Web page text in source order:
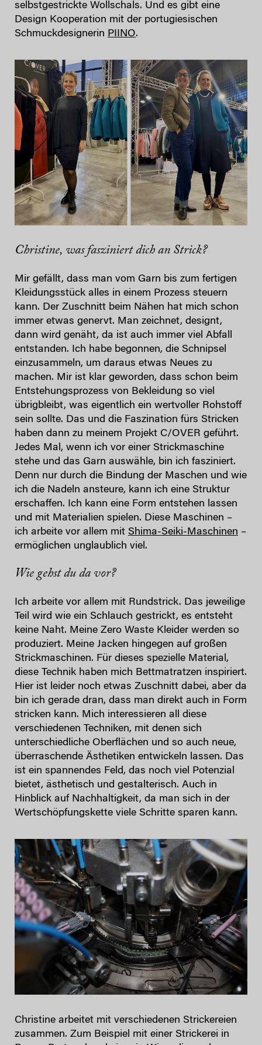
selbstgestrickte Wollschals. Und es gibt eine
Design Kooperation mit der portugiesischen
Schmuckdesignerin PIINO.
Christine, was fasziniert dich an Strick?
Mir gefällt, dass man vom Garn bis zum fertigen
Kleidungsstück alles in einem Prozess steuern
kann. Der Zuschnitt beim Nähen hat mich schon
immer etwas genervt. Man zeichnet, designt,
dann wird genäht, da ist auch immer viel Abfall
entstanden. Ich habe begonnen, die Schnipsel
einzusammeln, um daraus etwas Neues zu
machen. Mir ist klar geworden, dass schon beim
Entstehungsprozess von Bekleidung so viel
übrigbleibt, was eigentlich ein wertvoller Rohstoff
sein sollte. Das und die Faszination fürs Stricken
haben dann zu meinem Projekt C/OVER geführt.
Jedes Mal, wenn ich vor einer Strickmaschine
stehe und das Garn auswähle, bin ich fasziniert.
Denn nur durch die Bindung der Maschen und wie
ich die Nadeln ansteure, kann ich eine Struktur
erschaffen. Ich kann eine Form entstehen lassen
und mit Materialien spielen. Diese Maschinen –
ich arbeite vor allem mit Shima-Seiki-Maschinen –
ermöglichen unglaublich viel.
Wie gehst du da vor?
Ich arbeite vor allem mit Rundstrick. Das jeweilige
Teil wird wie ein Schlauch gestrickt, es entsteht
keine Naht. Meine Zero Waste Kleider werden so
produziert. Meine Jacken hingegen auf großen
Strickmaschinen. Für dieses spezielle Material,
diese Technik haben mich Bettmatratzen inspiriert.
Hier ist leider noch etwas Zuschnitt dabei, aber da
bin ich gerade dran, dass man direkt auch in Form
stricken kann. Mich interessieren all diese
verschiedenen Techniken, mit denen sich
unterschiedliche Oberflächen und so auch neue,
überraschende Ästhetiken entwickeln lassen. Das
ist ein spannendes Feld, das noch viel Potenzial
bietet, ästhetisch und gestalterisch. Auch in
Hinblick auf Nachhaltigkeit, da man sich in der
Wertschöpfungskette viele Schritte sparen kann.
Christine arbeitet mit verschiedenen Strickereien
zusammen. Zum Beispiel mit einer Strickerei in